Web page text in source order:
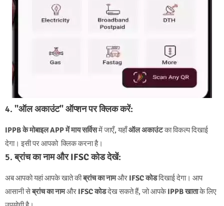
4. "ऑल अकाउंट" ऑप्शन पर क्लिक करें:
IPPB के मोबाइल APP में माय सर्विसमें जाएँ, यहाँऑल अकाउंटका विकल्प दिखाई
देगा। इसी पर आपको क्लिक करना है।
5.ब्रांच का नाम और IFSC कोड देखें:
अब आपको यहां आपके खाते कीब्रांच का नामऔर IFSC कोडदिखाई देगा। आप
आसानी सेब्रांच का नामऔर IFSC कोडदेख सकते हैं, जो आपकेIPPB खाताके लिए